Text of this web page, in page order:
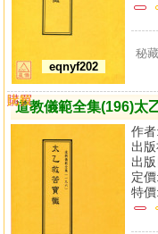
eqnyf202
秘
道教儀範全集(196)太
作者:
出
出
定價:
特價:
購買
比較